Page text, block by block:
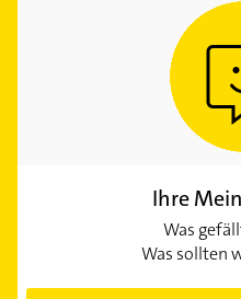
Ihre
Was
Was sollten